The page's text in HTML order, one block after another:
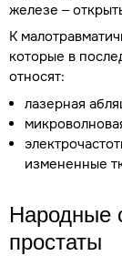
железе –
К
которые в
относят:
лазерная
измененные
Народные
простаты